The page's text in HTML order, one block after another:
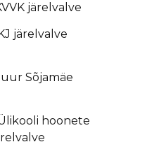
järelvalve
järelvalve
Sõjamäe
hoonete